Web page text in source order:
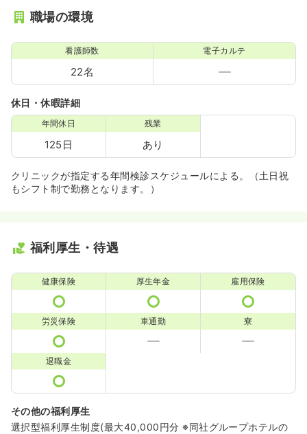
職場の環境
看護師数
22名
電子カルテ
休日・休暇詳細
年間休日
125日
残業
あり
クリニックが指定する年間検診スケジュールによる。（土日祝
もシフト制で勤務となります。）
福利厚生・待遇
健康保険 厚生年金 雇用保険
労災保険 車通勤 寮
退職金
その他の福利厚生
選択型福利厚生制度(最大40,000円分 ※同社グループホテルの